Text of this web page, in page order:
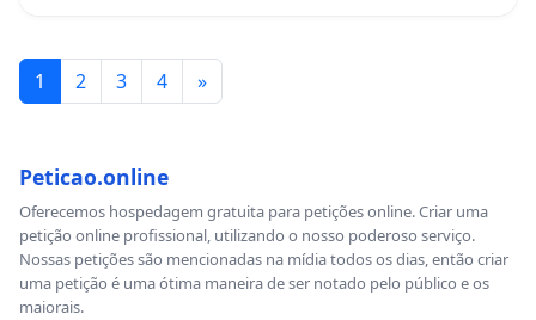
1 2 3 4 »
Peticao.online
Oferecemos hospedagem gratuita para petições online. Criar uma
petição online profissional, utilizando o nosso poderoso serviço.
Nossas petições são mencionadas na mídia todos os dias, então criar
uma petição é uma ótima maneira de ser notado pelo público e os
maiorais.